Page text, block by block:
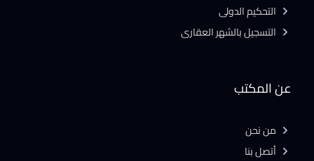
عن المكتب
من نحن
أتصل بنا
التحكيم الدولى
التسجيل بالشهر العقارى